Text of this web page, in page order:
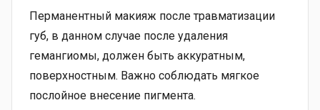
Перманентный макияж после травматизации
губ, в данном случае после удаления
гемангиомы, должен быть аккуратным,
поверхностным. Важно соблюдать мягкое
послойное внесение пигмента.